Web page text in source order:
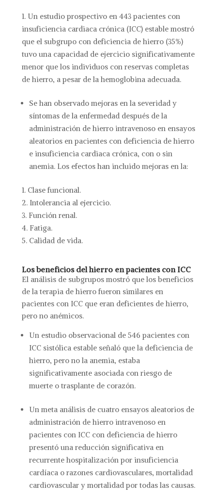
Un estudio prospectivo en 443 pacientes con
insuficiencia cardiaca crónica (ICC) estable mostró
que el subgrupo con deficiencia de hierro (35%)
tuvo una capacidad de ejercicio significativamente
menor que los individuos con reservas completas
de hierro, a pesar de la hemoglobina adecuada.
Se han observado mejoras en la severidad y
síntomas de la enfermedad después de la
administración de hierro intravenoso en ensayos
aleatorios en pacientes con deficiencia de hierro
e insuficiencia cardiaca crónica, con o sin
anemia. Los efectos han incluido mejoras en la:
Clase funcional.
Intolerancia al ejercicio.
Función renal.
Fatiga.
Calidad de vida.
Los beneficios del hierro en pacientes con ICC
El análisis de subgrupos mostró que los beneficios
de la terapia de hierro fueron similares en
pacientes con ICC que eran deficientes de hierro,
pero no anémicos.
Un estudio observacional de 546 pacientes con
ICC sistólica estable señaló que la deficiencia de
hierro, pero no la anemia, estaba
significativamente asociada con riesgo de
muerte o trasplante de corazón.
Un meta análisis de cuatro ensayos aleatorios de
administración de hierro intravenoso en
pacientes con ICC con deficiencia de hierro
presentó una reducción significativa en
recurrente hospitalización por insuficiencia
cardíaca o razones cardiovasculares, mortalidad
cardiovascular y mortalidad por todas las causas.